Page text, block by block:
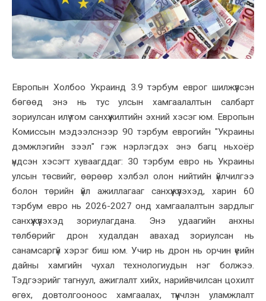
Европын Холбоо Украинд 3.9 тэрбум еврог шилжүүлсэн
бөгөөд энэ нь тус улсын хамгаалалтын салбарт
зориулсан илүү том санхүүжилтийн эхний хэсэг юм. Европын
Комиссын мэдээлснээр 90 тэрбум еврогийн "Украины
дэмжлэгийн зээл" гэж нэрлэгдэх энэ багц ньхоёр
үндсэн хэсэгт хуваагддаг: 30 тэрбум евро нь Украины
улсын төсвийг, өөрөөр хэлбэл олон нийтийн үйлчилгээ
болон төрийн үйл ажиллагааг санхүүжүүлэхэд, харин 60
тэрбум евро нь 2026-2027 онд хамгаалалтын зардлыг
санхүүжүүлэхэд зориулагдана. Энэ удаагийн анхны
төлбөрийг дрон худалдан авахад зориулсан нь
санамсаргүй хэрэг биш юм. Учир нь дрон нь орчин үеийн
дайны хамгийн чухал технологиудын нэг болжээ.
Тэдгээрийг тагнуул, ажиглалт хийх, нарийвчилсан цохилт
өгөх, довтолгооноос хамгаалах, түүнчлэн уламжлалт